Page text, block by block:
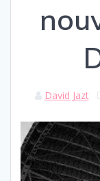
David Jazt